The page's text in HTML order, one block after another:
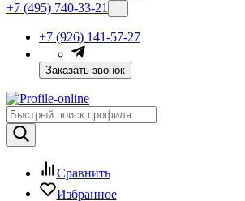
+7 (495) 740-33-21
+7 (926) 141-57-27
Заказать звонок
Сравнить
Избранное